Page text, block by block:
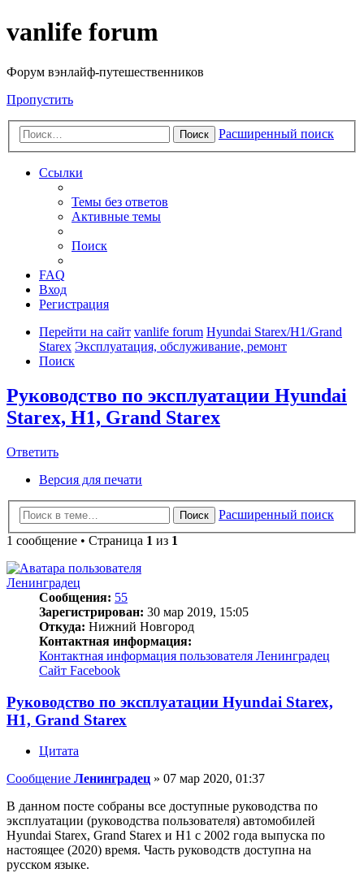
vanlife forum
Форум вэнлайф-путешественников
Пропустить
Поиск Расширенный поиск
Ссылки
Темы без ответов
Активные темы
Поиск
FAQ
Вход
Регистрация
Перейти на сайт vanlife forum Hyundai Starex/H1/Grand
Starex Эксплуатация, обслуживание, ремонт
Поиск
Руководство по эксплуатации Hyundai
Starex, H1, Grand Starex
Ответить
Версия для печати
Поиск
Расширенный поиск
1 сообщение • Страница 1 из 1
Ленинградец
Сообщения: 55
Зарегистрирован: 30 мар 2019, 15:05
Откуда: Нижний Новгород
Контактная информация:
Контактная информация пользователя Ленинградец
Сайт Facebook
Руководство по эксплуатации Hyundai Starex,
H1, Grand Starex
Цитата
Сообщение Ленинградец » 07 мар 2020, 01:37
В данном посте собраны все доступные руководства по
эксплуатации (руководства пользователя) автомобилей
Hyundai Starex, Grand Starex и H1 с 2002 года выпуска по
настоящее (2020) время. Часть руководств доступна на
русском языке.